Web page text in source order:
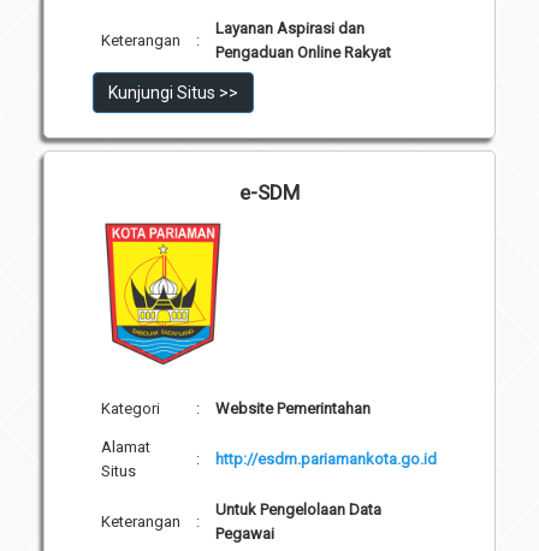
Keterangan :
Layanan Aspirasi dan
Pengaduan Online Rakyat
Kunjungi Situs >>
e-SDM
Kategori : Website Pemerintahan
Alamat
Situs
: http://esdm.pariamankota.go.id
Keterangan :
Untuk Pengelolaan Data
Pegawai